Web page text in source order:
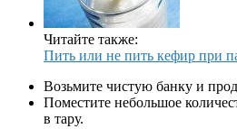
Читайте также:
Пить или не пить кефир при
Возьмите чистую банку и
Поместите небольшое
в тару.